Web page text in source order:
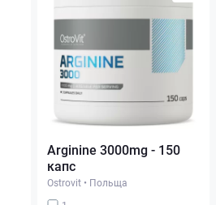
Arginine 3000mg - 150
капс
Ostrovit • Польща